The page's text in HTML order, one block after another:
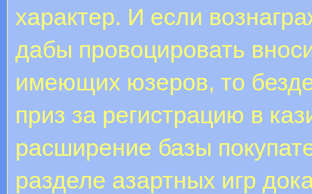
характер. И если
дабы провоцировать
имеющих юзеров, то
приз за регистрацию в
расширение базы
разделе азартных игр